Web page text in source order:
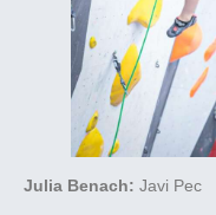
Julia Benach: Javi Pec